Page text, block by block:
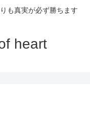
も真実が必ず勝ちます
heart